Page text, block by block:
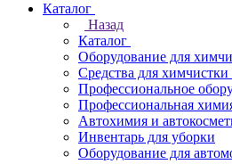
Каталог
Назад
Каталог
Оборудование для
Средства для
Профессиональное
Профессиональная
Автохимия и
Инвентарь для уборки
Оборудование для